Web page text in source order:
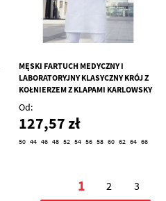
MĘSKI FARTUCH MEDYCZNY I
LABORATORYJNY KLASYCZNY KRÓJ Z
KOŁNIERZEM Z KLAPAMI KARLOWSKY
TRL/MM7
Od
127,57 zł
50 44 46 48 52 54 56 58 60 62 64 66
Aktualnie
1 Strona
2 3